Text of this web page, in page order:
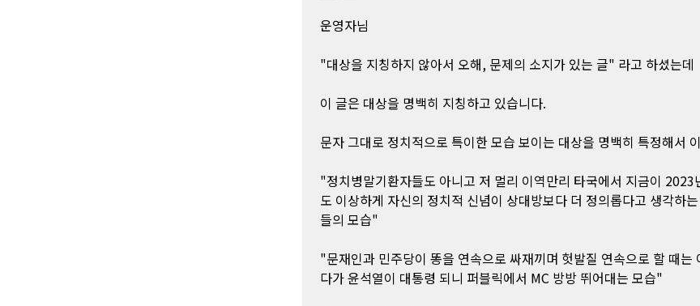
운영자님
"대상을 지칭하지 않아서 오해, 문제의 소지가 있는 글" 라고 하셨는데
이 글은 대상을 명백히 지칭하고 있습니다.
문자 그대로 정치적으로 특이한 모습 보이는 대상을 명백히 특정해서
"정치병말기환자들도 아니고 저 멀리 이역만리 타국에서 지금이 2023
도 이상하게 자신의 정치적 신념이 상대방보다 더 정의롭다고 생각하
들의 모습"
"문재인과 민주당이 똥을 연속으로 싸재끼며 헛발질 연속으로 할 때는
다가 윤석열이 대통령 되니 퍼블릭에서 MC 방방 뛰어대는 모습"